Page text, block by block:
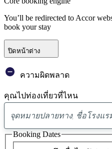
You’ll be redirected to Accor
book your stay
ปิดหน้าต่าง
ความผิดพลาด
คุณไปท่องเที่ยวที่ไหน
Booking Dates